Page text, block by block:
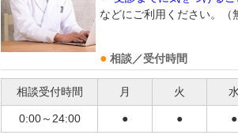
などにご利用ください。（
相談／受付時間
相談受付時間 月 火 水
0:00～24:00 ● ● ●